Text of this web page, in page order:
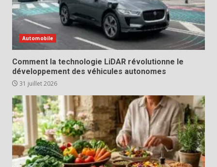
Automobile
Comment la technologie LiDAR révolutionne le
développement des véhicules autonomes
31 juillet 2026